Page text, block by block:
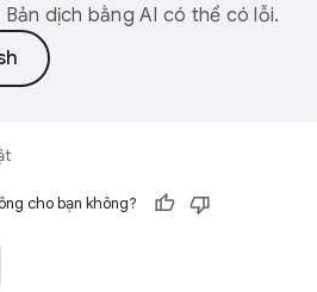
dịch bằng AI có thể có lỗi.
cho bạn không?